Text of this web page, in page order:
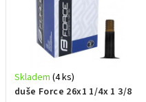
duše Force 26x1 1/4x 1 3/8
Skladem (4 ks)